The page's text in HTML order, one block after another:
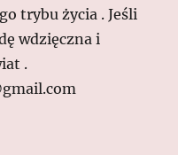
trybu życia . Jeśli
wdzięczna i
.